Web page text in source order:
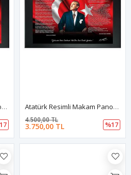
Atatürk Resimli Makam Panosu Atatürk Resimli Makam Panosu
3.750,00 TL
4.500,00 TL
%17